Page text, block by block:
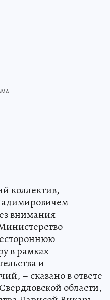
коллектив,
внимания
в рамках
и
– сказано в ответе
области,